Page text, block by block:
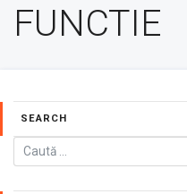
FUNCTIE
SEARCH